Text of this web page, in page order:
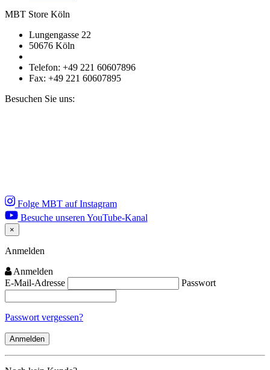
MBT Store Köln
Lungengasse 22
50676 Köln
Telefon: +49 221 60607896
Fax: +49 221 60607895
Besuchen Sie uns:
Folge MBT auf Instagram
Besuche unseren YouTube-Kanal
×
Close
Anmelden
Anmelden
E-Mail-Adresse
Passwort
Passwort vergessen?